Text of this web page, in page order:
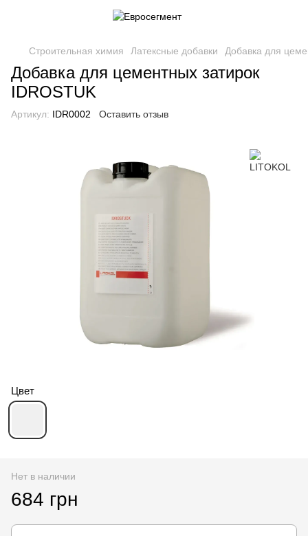
Строительная химия Латексные добавки Добавка для
Добавка для цементных затирок
IDROSTUK
Артикул: IDR0002 Оставить отзыв
Цвет
Нет в наличии
684 грн